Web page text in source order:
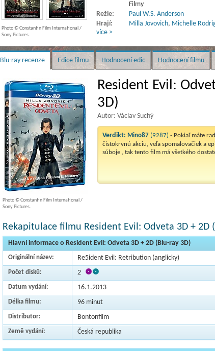
Filmy
Režie:
Paul W.S. Anderson
Hrají:
Milla Jovovich, Michelle
více >
Photo © Constantin Film International /
Sony Pictures.
Blu-ray recenze Edice filmu Hodnocení edic Hodnocení filmu
Resident Evil:
3D)
Autor: Václav Suchý
Verdikt: Mino87 (9287) - Pokiaľ máte
čistokrvnú akciu, veľa spomalovačiek a
súboje , tak tento film má všetkého
Photo © Constantin Film International /
Sony Pictures.
Rekapitulace filmu Resident Evil: Odveta 3D + 2D
Hlavní informace o Resident Evil: Odveta 3D + 2D (Blu-ray 3D)
Originální název: Re5ident Evil: Retribution (anglicky)
Počet disků: 2
Datum vydání: 16.1.2013
Délka filmu: 96 minut
Distributor: Bontonfilm
Země vydání: Česká republika